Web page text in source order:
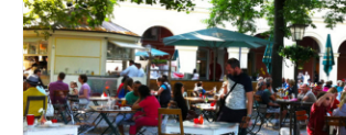
AFRIQUE
La Réunion
AMERIQUE DU SUD